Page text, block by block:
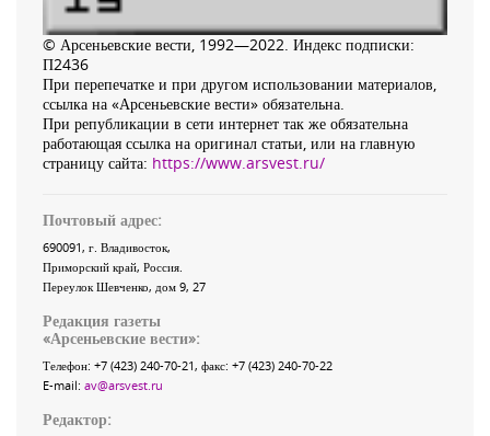
© Арсеньевские вести, 1992—2022. Индекс подписки:
П2436
При перепечатке и при другом использовании материалов,
ссылка на «Арсеньевские вести» обязательна.
При републикации в сети интернет так же обязательна
работающая ссылка на оригинал статьи, или на главную
страницу сайта: https://www.arsvest.ru/
Почтовый адрес:
690091, г. Владивосток,
Приморский край, Россия
Переулок Шевченко, дом 9, 27
Редакция газеты
«Арсеньевские вести»:
Телефон: +7 (423) 240-70-21, факс: +7 (423) 240-70-22
E-mail: av@arsvest.ru
Редактор: